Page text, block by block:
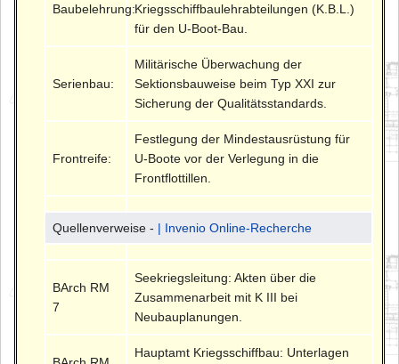
Baubelehrung:Kriegsschiffbaulehrabteilungen (K.B.L.)
für den U-Boot-Bau.
Serienbau:
Militärische Überwachung der
Sektionsbauweise beim Typ XXI zur
Sicherung der Qualitätsstandards.
Frontreife:
Festlegung der Mindestausrüstung für
U-Boote vor der Verlegung in die
Frontflottillen.
Quellenverweise - | Invenio Online-Recherche
BArch RM
7
Seekriegsleitung: Akten über die
Zusammenarbeit mit K III bei
Neubauplanungen.
Hauptamt Kriegsschiffbau: Unterlagen